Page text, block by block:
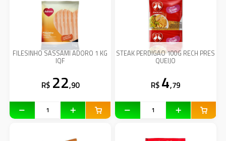
FILESINHO SASSAMI ADORO 1 KG
IQF
R$ 22,90
STEAK PERDIGAO 100G RECH PRES
QUEIJO
R$ 4,79